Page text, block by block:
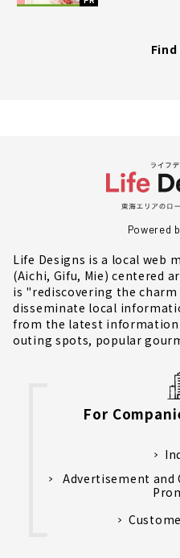
Powered
Life Designs is a local web
(Aichi, Gifu, Mie) centered
is "rediscovering the
disseminate local
from the latest information
outing spots, popular
For
Advertisement and